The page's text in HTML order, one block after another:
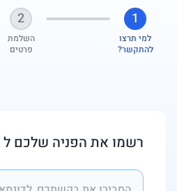
1
למי תרצו
להתקשר?
2
השלמת
פרטים
רשמו את הפניה שלכם ל